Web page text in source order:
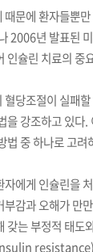
문에 환자들뿐
2006년 발표된
인슐린 치료의 중
당조절이 실패
을 강조하고 있다
법 중 하나로 고려
에게 인슐린을
감과 오해가 만
갖는 부정적 태도
resistance)